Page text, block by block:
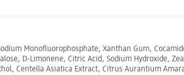
Monofluorophosphate, Xanthan Gum,
D-Limonene, Citric Acid, Sodium Hydroxide,
Centella Asiatica Extract, Citrus Aurantium